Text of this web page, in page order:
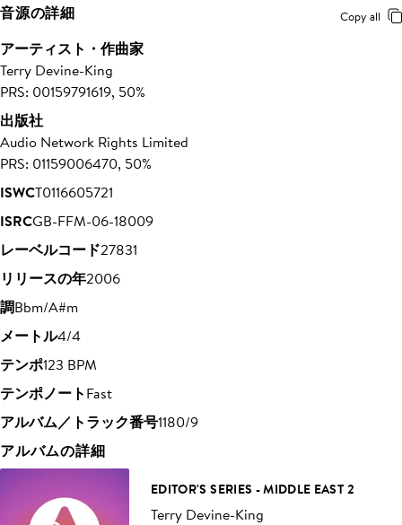
音源の詳細 Copy all
アーティスト・作曲家
Terry Devine-King
PRS: 00159791619, 50%
出版社
Audio Network Rights Limited
PRS: 01159006470, 50%
ISWCT0116605721
ISRCGB-FFM-06-18009
レーベルコード27831
リリースの年2006
調Bbm/A#m
メートル4/4
テンポ123 BPM
テンポノートFast
アルバム／トラック番号1180/9
アルバムの詳細
EDITOR'S SERIES - MIDDLE EAST 2
Terry Devine-King